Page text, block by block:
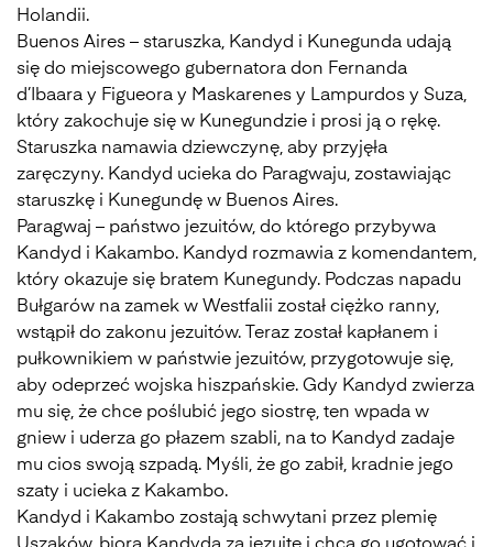
Holandii.
Buenos Aires – staruszka, Kandyd i Kunegunda udają
się do miejscowego gubernatora don Fernanda
d’Ibaara y Figueora y Maskarenes y Lampurdos y Suza,
który zakochuje się w Kunegundzie i prosi ją o rękę.
Staruszka namawia dziewczynę, aby przyjęła
zaręczyny. Kandyd ucieka do Paragwaju, zostawiając
staruszkę i Kunegundę w Buenos Aires.
Paragwaj – państwo jezuitów, do którego przybywa
Kandyd i Kakambo. Kandyd rozmawia z komendantem,
który okazuje się bratem Kunegundy. Podczas napadu
Bułgarów na zamek w Westfalii został ciężko ranny,
wstąpił do zakonu jezuitów. Teraz został kapłanem i
pułkownikiem w państwie jezuitów, przygotowuje się,
aby odeprzeć wojska hiszpańskie. Gdy Kandyd zwierza
mu się, że chce poślubić jego siostrę, ten wpada w
gniew i uderza go płazem szabli, na to Kandyd zadaje
mu cios swoją szpadą. Myśli, że go zabił, kradnie jego
szaty i ucieka z Kakambo.
Kandyd i Kakambo zostają schwytani przez plemię